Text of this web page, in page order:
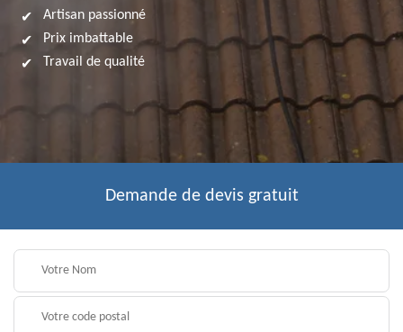
Artisan passionné
Prix imbattable
Travail de qualité
Demande de devis gratuit